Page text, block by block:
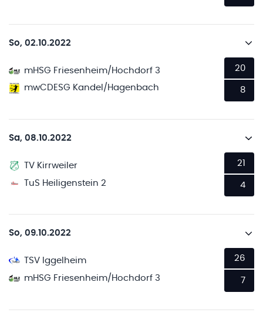
So, 02.10.2022
mHSG Friesenheim/Hochdorf 3
mwCDESG Kandel/Hagenbach
20
8
Sa, 08.10.2022
TV Kirrweiler
TuS Heiligenstein 2
21
4
So, 09.10.2022
TSV Iggelheim
mHSG Friesenheim/Hochdorf 3
26
7